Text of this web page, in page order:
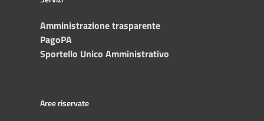
Amministrazione trasparente
PagoPA
Sportello Unico Amministrativo
Aree riservate